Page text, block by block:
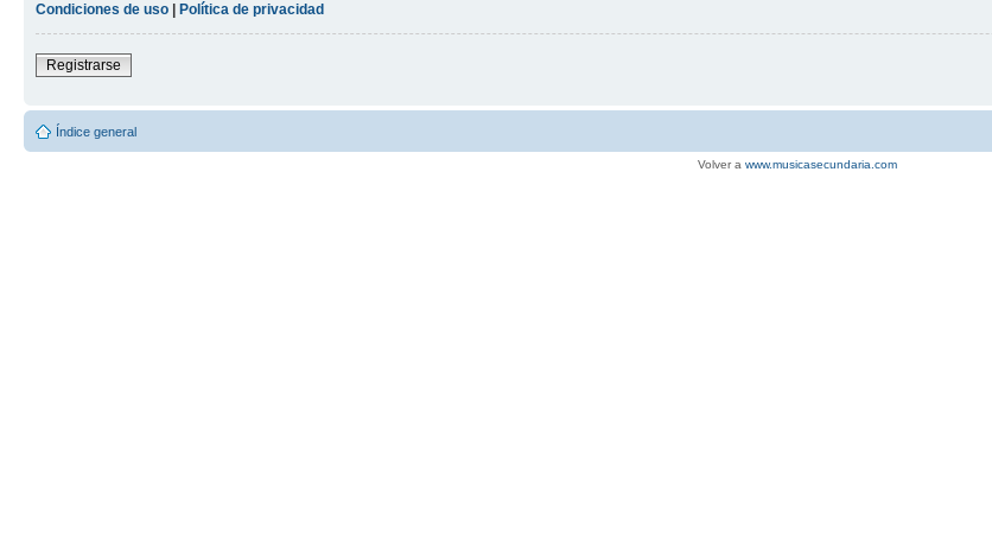
Condiciones de uso | Política de privacidad
Registrarse
Índice general
Volver a www.musicasecundaria.com